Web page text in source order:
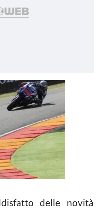
delle novità